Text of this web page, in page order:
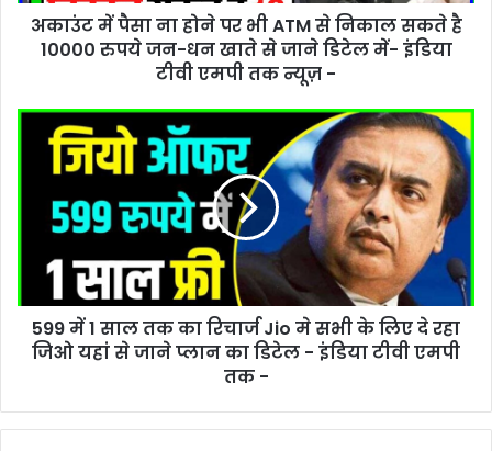
अकाउंट में पैसा ना होने पर भी ATM से निकाल सकते है
10000 रुपये जन-धन खाते से जाने डिटेल में- इंडिया
टीवी एमपी तक न्यूज़ -
599 में 1 साल तक का रिचार्ज Jio मे सभी के लिए दे रहा
जिओ यहां से जाने प्लान का डिटेल - इंडिया टीवी एमपी
तक -